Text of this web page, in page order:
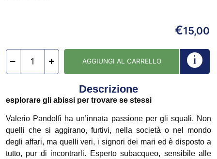
€15,00
AGGIUNGI AL CARRELLO
Descrizione
esplorare gli abissi per trovare se stessi
Valerio Pandolfi ha un’innata passione per gli squali. Non
quelli che si aggirano, furtivi, nella società o nel mondo
degli affari, ma quelli veri, i signori dei mari ed è disposto a
tutto, pur di incontrarli. Esperto subacqueo, sensibile alle